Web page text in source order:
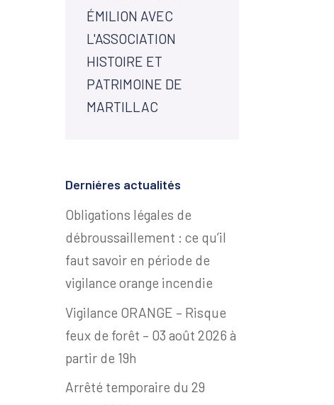
ÉMILION AVEC
L'ASSOCIATION
HISTOIRE ET
PATRIMOINE DE
MARTILLAC
Derniéres actualités
Obligations légales de
débroussaillement : ce qu’il
faut savoir en période de
vigilance orange incendie
Vigilance ORANGE – Risque
feux de forêt – 03 août 2026 à
partir de 19h
Arrêté temporaire du 29